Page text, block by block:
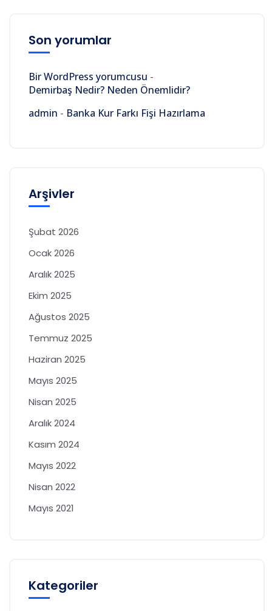
Son yorumlar
Bir WordPress yorumcusu -
Demirbaş Nedir? Neden Önemlidir?
admin - Banka Kur Farkı Fişi Hazırlama
Arşivler
Şubat 2026
Ocak 2026
Aralık 2025
Ekim 2025
Ağustos 2025
Temmuz 2025
Haziran 2025
Mayıs 2025
Nisan 2025
Aralık 2024
Kasım 2024
Mayıs 2022
Nisan 2022
Mayıs 2021
Kategoriler